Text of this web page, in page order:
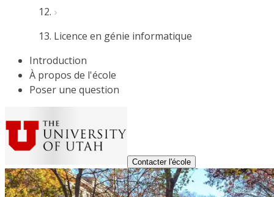
Licence en génie informatique
Introduction
À propos de l'école
Poser une question
Contacter l'école